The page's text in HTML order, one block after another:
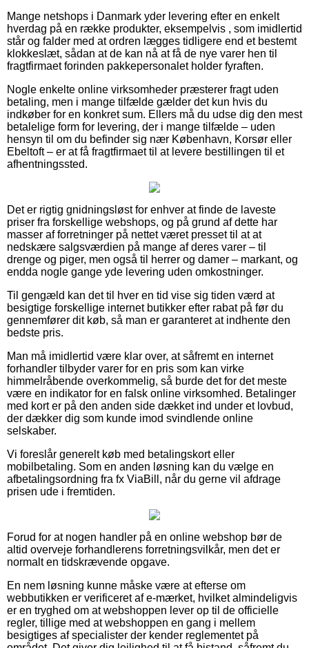
Mange netshops i Danmark yder levering efter en enkelt
hverdag på en række produkter, eksempelvis , som imidlertid
står og falder med at ordren lægges tidligere end et bestemt
klokkeslæt, sådan at de kan nå at få de nye varer hen til
fragtfirmaet forinden pakkepersonalet holder fyraften.
Nogle enkelte online virksomheder præsterer fragt uden
betaling, men i mange tilfælde gælder det kun hvis du
indkøber for en konkret sum. Ellers må du udse dig den mest
betalelige form for levering, der i mange tilfælde – uden
hensyn til om du befinder sig nær København, Korsør eller
Ebeltoft – er at få fragtfirmaet til at levere bestillingen til et
afhentningssted.
Det er rigtig gnidningsløst for enhver at finde de laveste
priser fra forskellige webshops, og på grund af dette har
masser af forretninger på nettet været presset til at at
nedskære salgsværdien på mange af deres varer – til
drenge og piger, men også til herrer og damer – markant, og
endda nogle gange yde levering uden omkostninger.
Til gengæld kan det til hver en tid vise sig tiden værd at
besigtige forskellige internet butikker efter rabat på før du
gennemfører dit køb, så man er garanteret at indhente den
bedste pris.
Man må imidlertid være klar over, at såfremt en internet
forhandler tilbyder varer for en pris som kan virke
himmelråbende overkommelig, så burde det for det meste
være en indikator for en falsk online virksomhed. Betalinger
med kort er på den anden side dækket ind under et lovbud,
der dækker dig som kunde imod svindlende online
selskaber.
Vi foreslår generelt køb med betalingskort eller
mobilbetaling. Som en anden løsning kan du vælge en
afbetalingsordning fra fx ViaBill, når du gerne vil afdrage
prisen ude i fremtiden.
Forud for at nogen handler på en online webshop bør de
altid overveje forhandlerens forretningsvilkår, men det er
normalt en tidskrævende opgave.
En nem løsning kunne måske være at efterse om
webbutikken er verificeret af e-mærket, hvilket almindeligvis
er en tryghed om at webshoppen lever op til de officielle
regler, tillige med at webshoppen en gang i mellem
besigtiges af specialister der kender reglementet på